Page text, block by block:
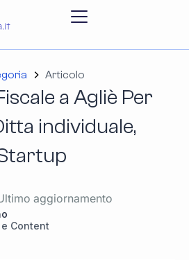
Articolo
a Agliè Per
individuale,
Startup
aggiornamento
e Content